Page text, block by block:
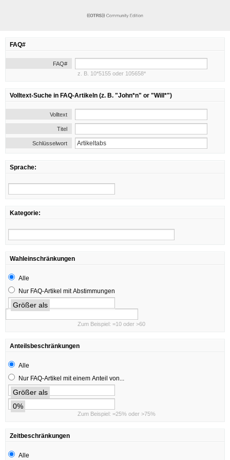
FAQ#
FAQ#
z. B. 10*5155 oder 105658*
Volltext-Suche in FAQ-Artikeln (z. B. "John*n" or "Will*")
Volltext
Titel
Schlüsselwort
Sprache:
Kategorie:
Wahleinschränkungen
Alle
Nur FAQ-Artikel mit Abstimmungen
Größer als
Zum Beispiel: =10 oder >60
Anteilsbeschränkungen
Alle
Nur FAQ-Artikel mit einem Anteil von...
Größer als
0%
Zum Beispiel: =25% oder >75%
Zeitbeschränkungen
Alle